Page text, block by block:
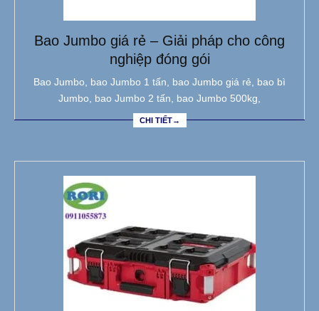
Bao Jumbo giá rẻ – Giải pháp cho công
nghiệp đóng gói
Bao Jumbo, bao Jumbo 1 tấn, bao Jumbo giá rẻ, bao bì
Jumbo, bao Jumbo 2 tấn, bao Jumbo 500kg,
CHI TIẾT→